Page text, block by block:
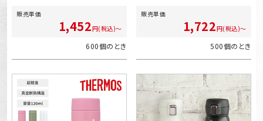
販売単価
1,452円(税込)～
600個のとき
販売単価
1,722円(税込)～
500個のとき